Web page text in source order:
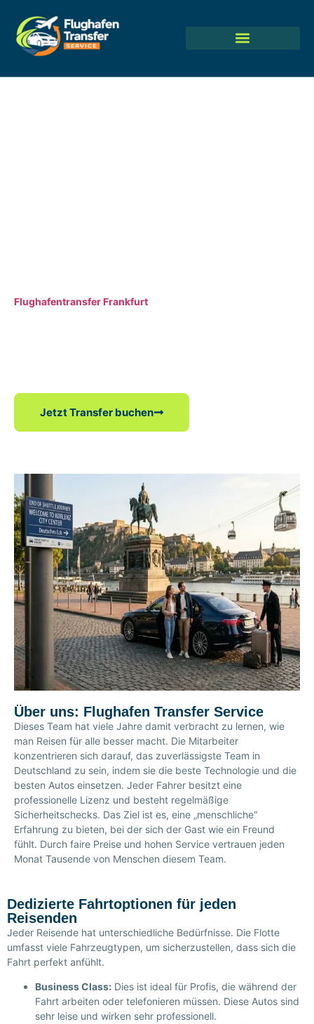
Flughafentransfer Frankfurt
Jetzt Transfer buchen
Über uns: Flughafen Transfer Service
Dieses Team hat viele Jahre damit verbracht zu lernen, wie
man Reisen für alle besser macht. Die Mitarbeiter
konzentrieren sich darauf, das zuverlässigste Team in
Deutschland zu sein, indem sie die beste Technologie und die
besten Autos einsetzen. Jeder Fahrer besitzt eine
professionelle Lizenz und besteht regelmäßige
Sicherheitschecks. Das Ziel ist es, eine „menschliche“
Erfahrung zu bieten, bei der sich der Gast wie ein Freund
fühlt. Durch faire Preise und hohen Service vertrauen jeden
Monat Tausende von Menschen diesem Team.
Dedizierte Fahrtoptionen für jeden
Reisenden
Jeder Reisende hat unterschiedliche Bedürfnisse. Die Flotte
umfasst viele Fahrzeugtypen, um sicherzustellen, dass sich die
Fahrt perfekt anfühlt.
Business Class: Dies ist ideal für Profis, die während der
Fahrt arbeiten oder telefonieren müssen. Diese Autos sind
sehr leise und wirken sehr professionell.